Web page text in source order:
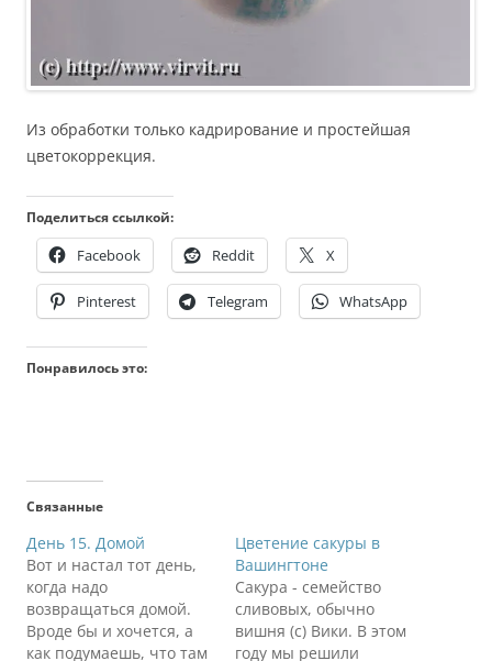
Из обработки только кадрирование и простейшая
цветокоррекция.
Поделиться ссылкой:
Facebook Reddit X
Pinterest Telegram WhatsApp
Понравилось это:
Связанные
День 15. Домой
Вот и настал тот день,
когда надо
возвращаться домой.
Вроде бы и хочется, а
как подумаешь, что там
Цветение сакуры в
Вашингтоне
Сакура - семейство
сливовых, обычно
вишня (с) Вики. В этом
году мы решили